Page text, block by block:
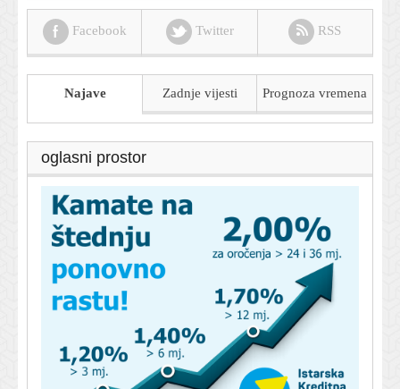
Facebook Twitter RSS
Najave Zadnje vijesti Prognoza vremena
oglasni prostor